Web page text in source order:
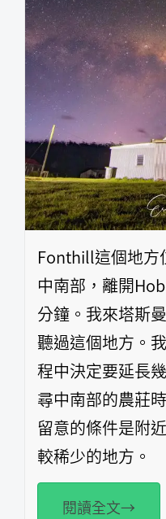
Fonthill這個地方
中南部，離開
分鐘。我來塔斯
聽過這個地方。
程中決定要延長
尋中南部的農莊
留意的條件是附
較稀少的地方。
閱讀全文→